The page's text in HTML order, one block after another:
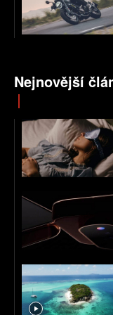
Nejnovější